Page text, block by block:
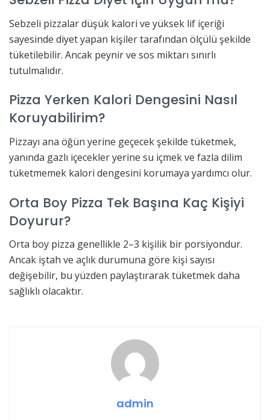
Sebzeli pizzalar düşük kalori ve yüksek lif içeriği
sayesinde diyet yapan kişiler tarafından ölçülü şekilde
tüketilebilir. Ancak peynir ve sos miktarı sınırlı
tutulmalıdır.
Pizza Yerken Kalori Dengesini Nasıl
Koruyabilirim?
Pizzayı ana öğün yerine geçecek şekilde tüketmek,
yanında gazlı içecekler yerine su içmek ve fazla dilim
tüketmemek kalori dengesini korumaya yardımcı olur.
Orta Boy Pizza Tek Başına Kaç Kişiyi
Doyurur?
Orta boy pizza genellikle 2–3 kişilik bir porsiyondur.
Ancak iştah ve açlık durumuna göre kişi sayısı
değişebilir, bu yüzden paylaştırarak tüketmek daha
sağlıklı olacaktır.
admin